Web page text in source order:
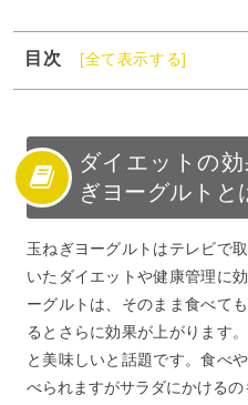
目次
[全て表示する]
1
ダイエットの効果が期待
3
玉ねぎヨーグルトのダイ
4
花粉症を改善する効果も
5
玉ねぎヨーグルトのダイ
6
健康管理ならダイエット
おすすめ！
健康管理のためなら玉ね
健康管理のためなら玉
ダイエットの
ぎヨーグルトと
玉ねぎヨーグルトはテレビで
いたダイエットや健康管理に
ーグルトは、そのまま食べて
るとさらに効果が上がります
と美味しいと話題です。食べ
べられますがサラダにかけるの